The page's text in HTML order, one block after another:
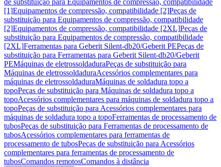
de substituição para Equipamentos de compressão, compatibilidade
[1]Equipamentos de compressão, compatibilidade [2]Peças de
substituição para Equipamentos de compressão, compatibilidade
[2]Equipamentos de compressão, compatibilidade [2XL]Peças de
substituição para Equipamentos de compressão, compatibilidade
[2XL]Ferramentas para Geberit Silent-db20/Geberit PEPeças de
substituição para Ferramentas para Geberit Silent-db20/Geberit
PEMáquinas de eletrossoldaduraPeças de substituição para
Máquinas de eletrossoldaduraAcessórios complementares para
máquinas de eletrossoldaduraMáquinas de soldadura topo a
topoPeças de substituição para Máquinas de soldadura topo a
topoAcessórios complementares para máquinas de soldadura topo a
topoPeças de substituição para Acessórios complementares para
máquinas de soldadura topo a topoFerramentas de processamento de
tubosPeças de substituição para Ferramentas de processamento de
tubosAcessórios complementares para ferramentas de
processamento de tubosPeças de substituição para Acessórios
complementares para ferramentas de processamento de
tubosComandos remotosComandos à distância